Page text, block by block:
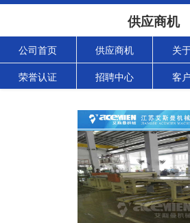
供应商机
公司首页 供应商机 关
荣誉认证 招聘中心 客